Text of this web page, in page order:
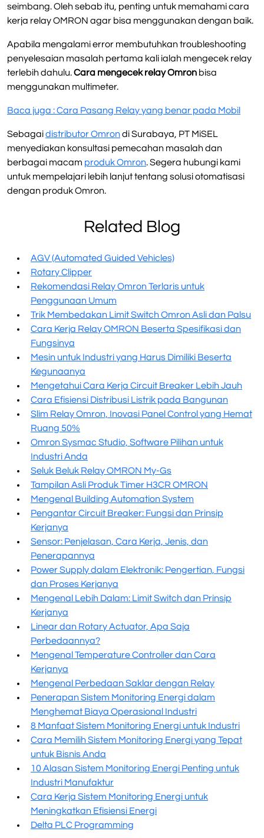
seimbang. Oleh sebab itu, penting untuk memahami cara
kerja relay OMRON agar bisa menggunakan dengan baik.
Apabila mengalami error membutuhkan troubleshooting
penyelesaian masalah pertama kali ialah mengecek relay
terlebih dahulu.Cara mengecek relay Omron bisa
menggunakan multimeter.
Baca juga : Cara Pasang Relay yang benar pada Mobil
Sebagaidistributor Omron di Surabaya, PT MiSEL
menyediakan konsultasi pemecahan masalah dan
berbagai macam produk Omron. Segera hubungi kami
untuk mempelajari lebih lanjut tentang solusi otomatisasi
dengan produk Omron.
Related Blog
AGV (Automated Guided Vehicles)
Rotary Clipper
Rekomendasi Relay Omron Terlaris untuk
Penggunaan Umum
Trik Membedakan Limit Switch Omron Asli dan Palsu
Cara Kerja Relay OMRON Beserta Spesifikasi dan
Fungsinya
Mesin untuk Industri yang Harus Dimiliki Beserta
Kegunaanya
Mengetahui Cara Kerja Circuit Breaker Lebih Jauh
Cara Efisiensi Distribusi Listrik pada Bangunan
Slim Relay Omron, Inovasi Panel Control yang Hemat
Ruang 50%
Omron Sysmac Studio, Software Pilihan untuk
Industri Anda
Seluk Beluk Relay OMRON My-Gs
Tampilan Asli Produk Timer H3CR OMRON
Mengenal Building Automation System
Pengantar Circuit Breaker: Fungsi dan Prinsip
Kerjanya
Sensor: Penjelasan, Cara Kerja, Jenis, dan
Penerapannya
Power Supply dalam Elektronik: Pengertian, Fungsi
dan Proses Kerjanya
Mengenal Lebih Dalam: Limit Switch dan Prinsip
Kerjanya
Linear dan Rotary Actuator, Apa Saja
Perbedaannya?
Mengenal Temperature Controller dan Cara
Kerjanya
Mengenal Perbedaan Saklar dengan Relay
Penerapan Sistem Monitoring Energi dalam
Menghemat Biaya Operasional Industri
8 Manfaat Sistem Monitoring Energi untuk Industri
Cara Memilih Sistem Monitoring Energi yang Tepat
untuk Bisnis Anda
10 Alasan Sistem Monitoring Energi Penting untuk
Industri Manufaktur
Cara Kerja Sistem Monitoring Energi untuk
Meningkatkan Efisiensi Energi
Delta PLC Programming